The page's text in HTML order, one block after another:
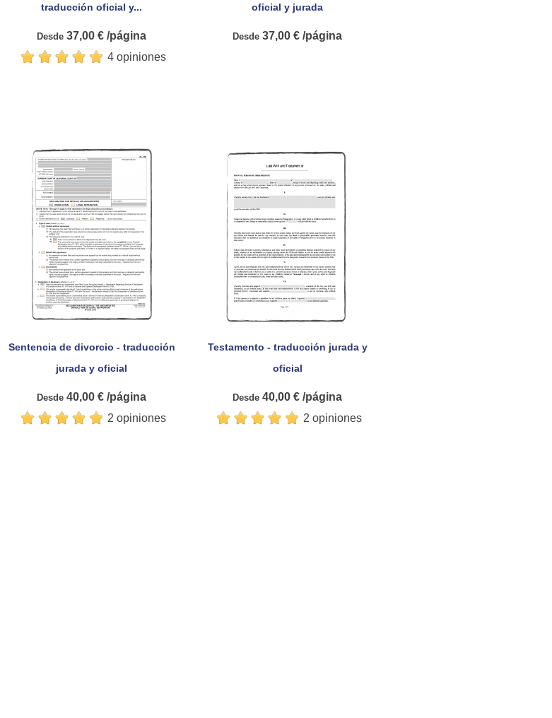
traducción oficial y...
Desde 37,00 € /página
4 opiniones
oficial y jurada
Desde 37,00 € /página
Sentencia de divorcio - traducción
jurada y oficial
Desde 40,00 € /página
2 opiniones
Testamento - traducción jurada y
oficial
Desde 40,00 € /página
2 opiniones